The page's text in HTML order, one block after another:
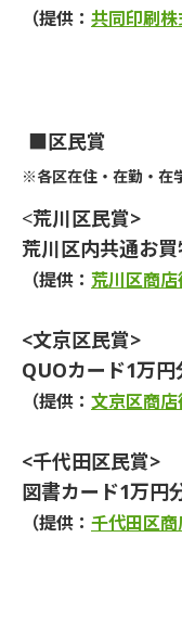
（提供： 共同印刷
■区民賞
※各区在住・在勤・在
<荒川区民賞>
荒川区内共通お買
（提供： 荒川区商
<文京区民賞>
QUOカード1万円
（提供： 文京区商
<千代田区民賞>
図書カード1万円
（提供： 千代田区